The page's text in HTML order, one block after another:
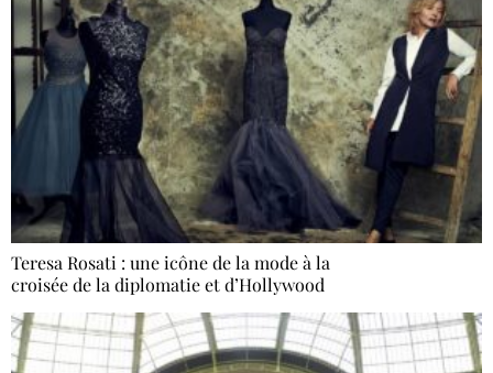
Teresa Rosati : une icône de la mode à la
croisée de la diplomatie et d’Hollywood